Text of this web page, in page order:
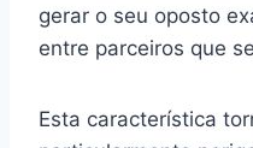
gerar o seu oposto
entre parceiros que
Esta característica